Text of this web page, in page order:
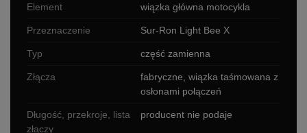
Element wiązka główna motocykla
Przeznaczenie Sur-Ron Light Bee X
Typ część zamienna
Złącza
fabryczne, wiązka taśmowana z
osłonami połączeń
Długość, przekroje, lista
złączy
producent nie podaje